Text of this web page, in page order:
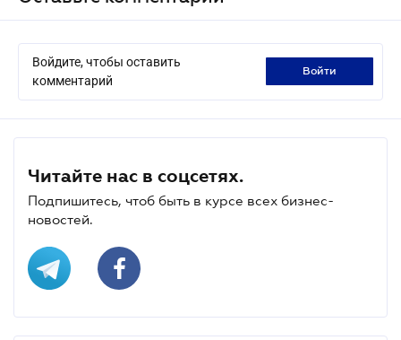
Войдите, чтобы оставить
комментарий
войти
Читайте нас в соцсетях.
Подпишитесь, чтоб быть в курсе всех бизнес-
новостей.